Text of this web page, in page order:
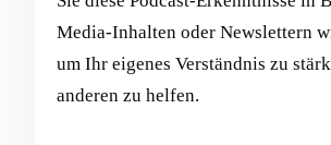
Media-Inhalten oder Newslettern
um Ihr eigenes Verständnis zu
anderen zu helfen.